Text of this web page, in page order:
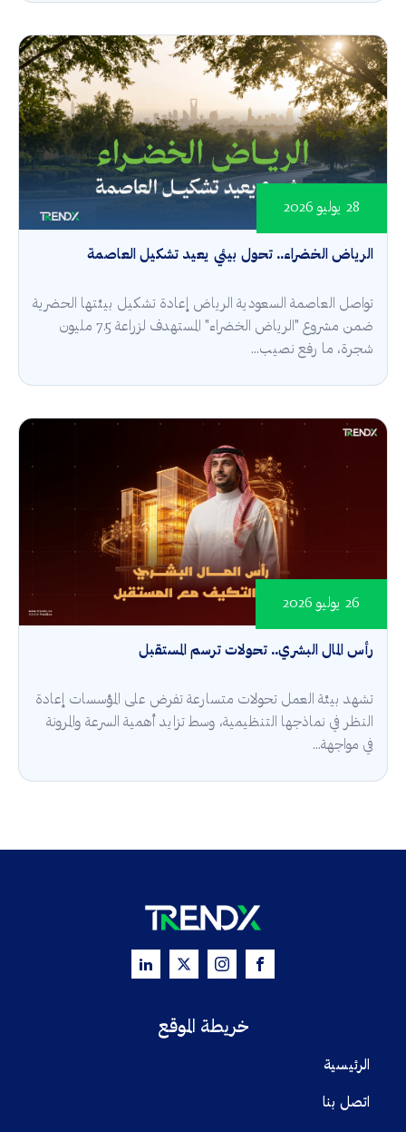
الرياض الخضراء.. تحول بيئي يعيد تشكيل العاصمة
28 يوليو 2026
تواصل العاصمة السعودية الرياض إعادة تشكيل بيئتها الحضرية
ضمن مشروع "الرياض الخضراء" المستهدف لزراعة 7.5 مليون
شجرة، ما رفع نصيب...
رأس المال البشري.. تحولات ترسم المستقبل
26 يوليو 2026
تشهد بيئة العمل تحولات متسارعة تفرض على المؤسسات إعادة
النظر في نماذجها التنظيمية، وسط تزايد أهمية السرعة والمرونة
في مواجهة...
خريطة الموقع
الرئيسية
اتصل بنا